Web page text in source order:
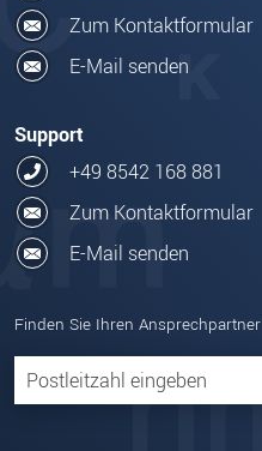
Zum Kontaktformular
E-Mail senden
Support
+49 8542 168 881
Zum Kontaktformular
E-Mail senden
Finden Sie Ihren Ansprechpartner